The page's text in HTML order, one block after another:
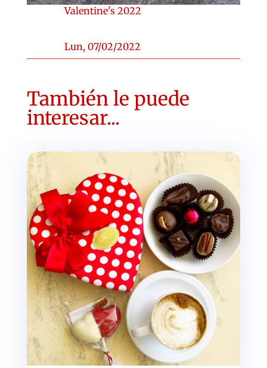
Valentine's 2022
Lun, 07/02/2022
También le puede
interesar...